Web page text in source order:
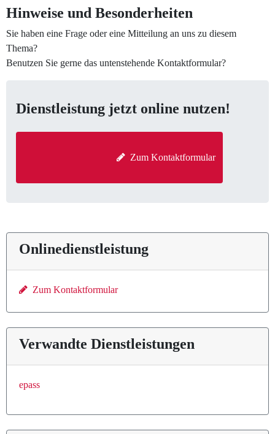
Hinweise und Besonderheiten
Sie haben eine Frage oder eine Mitteilung an uns zu diesem
Thema?
Benutzen Sie gerne das untenstehende Kontaktformular?
Dienstleistung jetzt online nutzen!
Zum Kontaktformular
Onlinedienstleistung
Zum Kontaktformular
Verwandte Dienstleistungen
epass